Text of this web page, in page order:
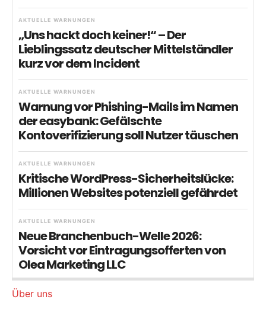
AKTUELLE WARNUNGEN
„Uns hackt doch keiner!“ – Der
Lieblingssatz deutscher Mittelständler
kurz vor dem Incident
AKTUELLE WARNUNGEN
Warnung vor Phishing-Mails im Namen
der easybank: Gefälschte
Kontoverifizierung soll Nutzer täuschen
AKTUELLE WARNUNGEN
Kritische WordPress-Sicherheitslücke:
Millionen Websites potenziell gefährdet
AKTUELLE WARNUNGEN
Neue Branchenbuch-Welle 2026:
Vorsicht vor Eintragungsofferten von
Olea Marketing LLC
Über uns